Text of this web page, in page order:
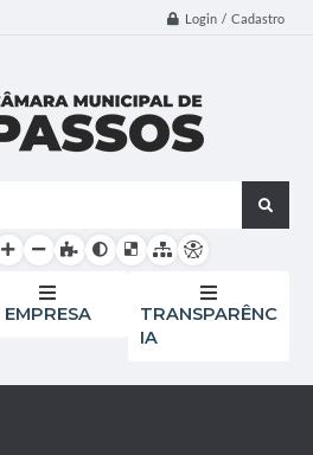
Login / Cadastro
EMPRESA
TRANSPARÊNC
IA